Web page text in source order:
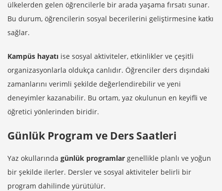
ülkelerden gelen öğrencilerle bir arada yaşama fırsatı sunar.
Bu durum, öğrencilerin sosyal becerilerini geliştirmesine katkı
sağlar.
Kampüs hayatı ise sosyal aktiviteler, etkinlikler ve çeşitli
organizasyonlarla oldukça canlıdır. Öğrenciler ders dışındaki
zamanlarını verimli şekilde değerlendirebilir ve yeni
deneyimler kazanabilir. Bu ortam, yaz okulunun en keyifli ve
öğretici yönlerinden biridir.
Günlük Program ve Ders Saatleri
Yaz okullarında günlük programlar genellikle planlı ve yoğun
bir şekilde ilerler. Dersler ve sosyal aktiviteler belirli bir
program dahilinde yürütülür.